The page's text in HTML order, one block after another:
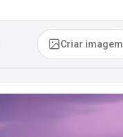
Criar imagem